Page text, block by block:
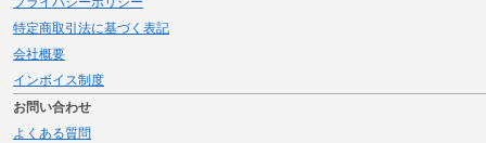
特定商取引法に基づく表記
会社概要
インボイス制度
お問い合わせ
よくある質問